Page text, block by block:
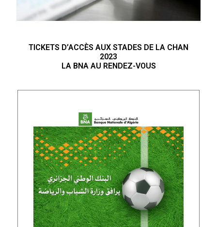
TICKETS D’ACCÈS AUX STADES DE LA CHAN
2023
LA BNA AU RENDEZ-VOUS